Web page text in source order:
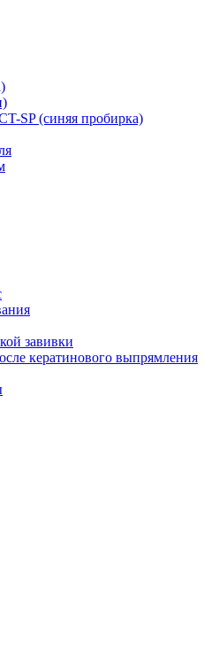
SP (синяя пробирка)
завивки
кератинового выпрямления